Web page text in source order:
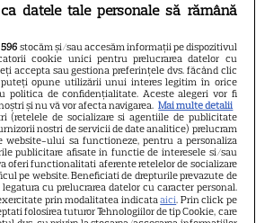
viitorului” în România. Cum va
arăta Transylvania Creators
Village
VEDETE ROMÂNEŞTI
Gabriela Oțil a publicat imagini
de la nuntă, la aniversarea
căsătoriei cu Dani Oțil: „Fără
grija lui «ce o să zică lumea»”
datele tale personale să rămână
596 stocăm și/sau accesăm informații pe dispozitivul
cookie unici pentru prelucrarea datelor cu
accepta sau gestiona preferințele dvs. făcând clic
opune utilizării unui interes legitim în orice
politica de confidențialitate. Aceste alegeri vor fi
și nu vă vor afecta navigarea. Mai multe detalii
(retelele de socializare si agentiile de publicitate
nostri de servicii de date analitice) prelucram
website-ului sa functioneze, pentru a personaliza
publicitare afisate in functie de interesele si/sau
oferi functionalitati aferente retelelor de socializare
pe website. Beneficiati de drepturile prevazute de
legatura cu prelucrarea datelor cu caracter personal.
prin modalitatea indicataaici. Prin click pe
folosirea tuturor Tehnologiilor de tip Cookie, care